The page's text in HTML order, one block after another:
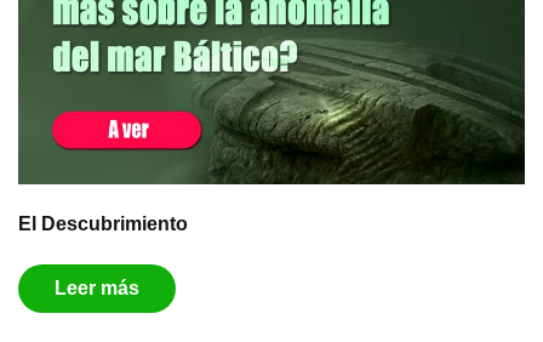
El Descubrimiento
Leer más